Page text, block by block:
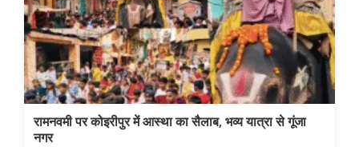
रामनवमी पर कोइरीपुर में आस्था का सैलाब, भव्य यात्रा से गूंजा
नगर